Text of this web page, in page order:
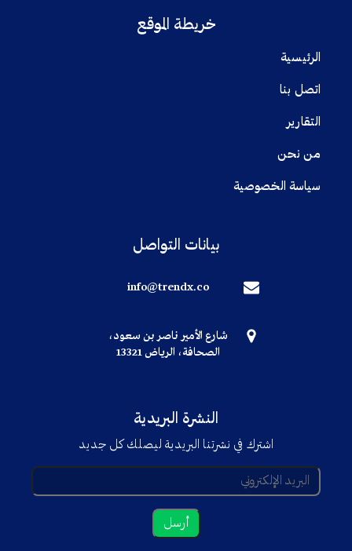
خريطة الموقع
الرئيسية
اتصل بنا
التقارير
من نحن
سياسة الخصوصية
بيانات التواصل
info@trendx.co
شارع الأمير ناصر بن سعود،
الصحافة، الرياض 13321
النشرة البريدية
اشترك في نشرتنا البريدية ليصلك كل جديد